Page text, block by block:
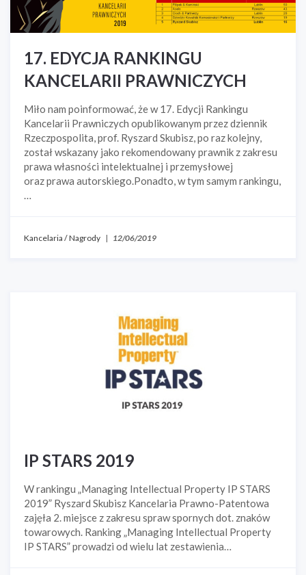
17. EDYCJA RANKINGU
KANCELARII PRAWNICZYCH
Miło nam poinformować, że w 17. Edycji Rankingu
Kancelarii Prawniczych opublikowanym przez dziennik
Rzeczpospolita, prof. Ryszard Skubisz, po raz kolejny,
został wskazany jako rekomendowany prawnik z zakresu
prawa własności intelektualnej i przemysłowej
oraz prawa autorskiego.Ponadto, w tym samym rankingu,
…
Kancelaria /Nagrody | 12/06/2019
IP STARS 2019
W rankingu „Managing Intellectual Property IP STARS
2019” Ryszard Skubisz Kancelaria Prawno-Patentowa
zajęła 2. miejsce z zakresu spraw spornych dot. znaków
towarowych. Ranking „Managing Intellectual Property
IP STARS” prowadzi od wielu lat zestawienia…